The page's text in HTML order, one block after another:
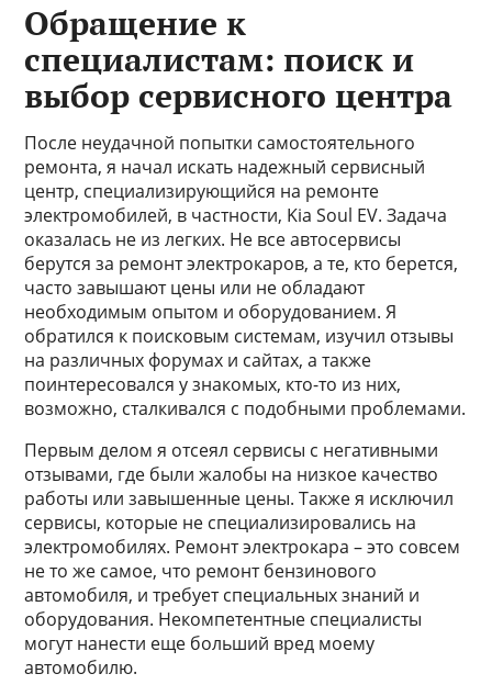
Обращение к
специалистам: поиск и
выбор сервисного центра
После неудачной попытки самостоятельного
ремонта, я начал искать надежный сервисный
центр, специализирующийся на ремонте
электромобилей, в частности, Kia Soul EV. Задача
оказалась не из легких. Не все автосервисы
берутся за ремонт электрокаров, а те, кто берется,
часто завышают цены или не обладают
необходимым опытом и оборудованием. Я
обратился к поисковым системам, изучил отзывы
на различных форумах и сайтах, а также
поинтересовался у знакомых, кто-то из них,
возможно, сталкивался с подобными проблемами.
Первым делом я отсеял сервисы с негативными
отзывами, где были жалобы на низкое качество
работы или завышенные цены. Также я исключил
сервисы, которые не специализировались на
электромобилях. Ремонт электрокара – это совсем
не то же самое, что ремонт бензинового
автомобиля, и требует специальных знаний и
оборудования. Некомпетентные специалисты
могут нанести еще больший вред моему
автомобилю.